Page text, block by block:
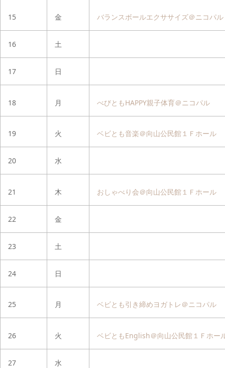
15 金 バランスボールエクササイズ＠ニコパル
16 土
17 日
18 月 べびともHAPPY親子体育＠ニコパル
19 火 ベビとも音楽＠向山公民館１Ｆホール
20 水
21 木 おしゃべり会＠向山公民館１Ｆホール
22 金
23 土
24 日
25 月 ベビとも引き締めヨガトレ＠ニコパル
26 火 ベビともEnglish＠向山公民館１Ｆホー
27 水